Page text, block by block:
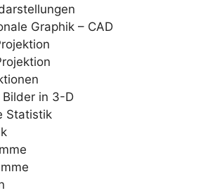
Graphik – CAD
Bilder in 3-D
Statistik